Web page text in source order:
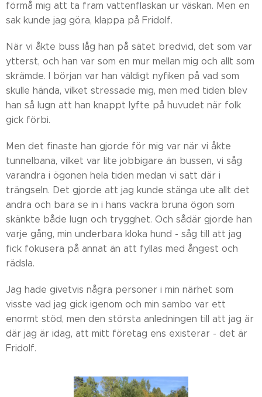
förmå mig att ta fram vattenflaskan ur väskan. Men en
sak kunde jag göra, klappa på Fridolf.
När vi åkte buss låg han på sätet bredvid, det som var
ytterst, och han var som en mur mellan mig och allt som
skrämde. I början var han väldigt nyfiken på vad som
skulle hända, vilket stressade mig, men med tiden blev
han så lugn att han knappt lyfte på huvudet när folk
gick förbi.
Men det finaste han gjorde för mig var när vi åkte
tunnelbana, vilket var lite jobbigare än bussen, vi såg
varandra i ögonen hela tiden medan vi satt där i
trängseln. Det gjorde att jag kunde stänga ute allt det
andra och bara se in i hans vackra bruna ögon som
skänkte både lugn och trygghet. Och sådär gjorde han
varje gång, min underbara kloka hund - såg till att jag
fick fokusera på annat än att fyllas med ångest och
rädsla.
Jag hade givetvis några personer i min närhet som
visste vad jag gick igenom och min sambo var ett
enormt stöd, men den största anledningen till att jag är
där jag är idag, att mitt företag ens existerar - det är
Fridolf.